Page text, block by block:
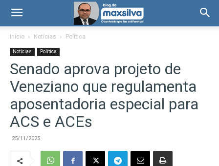
Início Notícias Política
Notícias Política
Senado aprova projeto de
Veneziano que regulamenta
aposentadoria especial para
ACS e ACEs
25/11/2025